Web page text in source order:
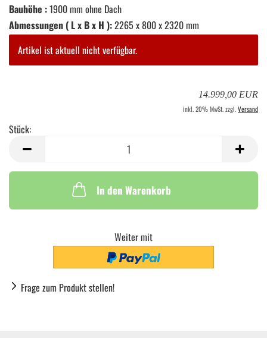
Bauhöhe :1900 mm ohne Dach
Abmessungen ( L x B x H ):2265 x 800 x 2320 mm
Artikel ist aktuell nicht verfügbar.
14.999,00 EUR
inkl. 20% MwSt. zzgl.Versand
Stück:
In den Warenkorb
Weiter mit
Frage zum Produkt stellen!